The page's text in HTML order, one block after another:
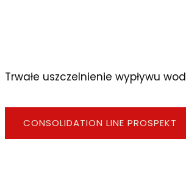
Trwałe uszczelnienie wypływu
CONSOLIDATION LINE PROSPEKT